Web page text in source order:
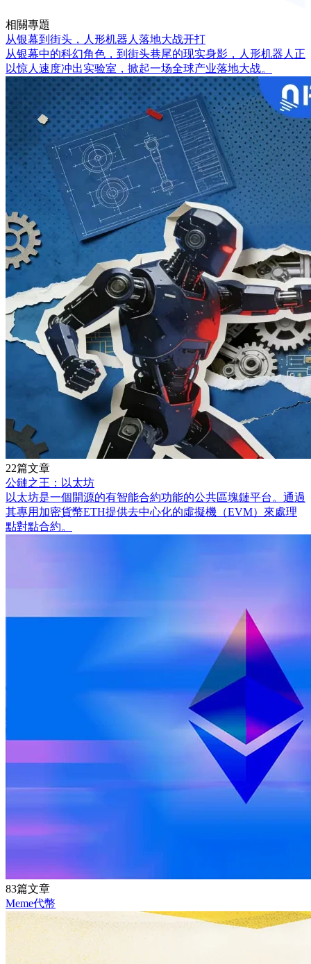
相關專題
从银幕到街头，人形机器人落地大战开打
从银幕中的科幻角色，到街头巷尾的现实身影，人形机器人正
以惊人速度冲出实验室，掀起一场全球产业落地大战。
22篇文章
公鏈之王：以太坊
以太坊是一個開源的有智能合約功能的公共區塊鏈平台。通過
其專用加密貨幣ETH提供去中心化的虛擬機（EVM）來處理
點對點合約。
83篇文章
Meme代幣